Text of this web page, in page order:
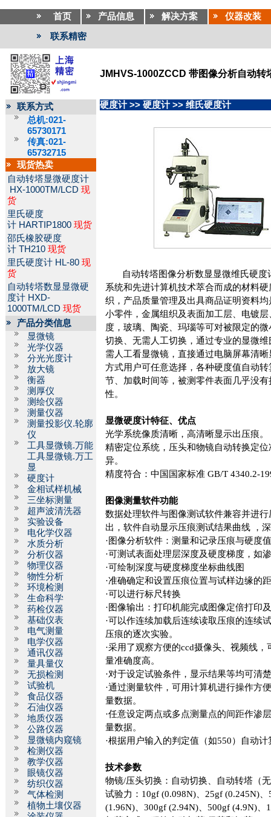
首页 产品信息 解决方案 仪器改装
联系精密
JMHVS-1000ZCCD 带图像分析自动转
联系方式
总机:021-
65730171
传真:021-
65732715
现货热卖
自动转塔显微硬度计
HX-1000TM/LCD 现
货
里氏硬度
计 HARTIP1800 现货
邵氏橡胶硬度
计 TH210 现货
里氏硬度计 HL-80 现
货
自动转塔数显显微硬
度计 HXD-
1000TM/LCD 现货
产品分类信息
显微镜
光学仪器
分光光度计
放大镜
衡器
测厚仪
测绘仪器
测量仪器
测量投影仪.轮廓
仪
工具显微镜.万能
工具显微镜.万工
显
硬度计
金相试样机械
三坐标测量
超声波清洗器
实验设备
电化学仪器
水质分析
分析仪器
物理仪器
物性分析
环境检测
生命科学
药检仪器
基础仪表
电气测量
电学仪器
通讯仪器
量具量仪
无损检测
试验机
食品仪器
石油仪器
地质仪器
公路仪器
显微镜内窥镜
检测仪器
教学仪器
眼镜仪器
纺织仪器
气体检测
植物土壤仪器
硬度计 >> 硬度计 >> 维氏硬度计
自动转塔图像分析数显显微维氏硬度
系统和先进计算机技术萃合而成的材料
织，产品质量管理及出具商品证明资料
小零件，金属组织及表面加工层、电镀
度，玻璃、陶瓷、玛瑙等可对被限定的
切换、无需人工切换，通过专业的显微
需人工看显微镜，直接通过电脑屏幕清
方式用户可任意选择，各种硬度值自动
节、加载时间等，被测零件表面几乎没
性。
显微硬度计特征、优点
光学系统像质清晰，高清晰显示出压痕。
精密定位系统，压头和物镜自动转换定
异。
精度符合：中国国家标准 GB/T 4340.2-
图像测量软件功能
数据处理软件与图像测试软件兼容并进
出，软件自动显示压痕测试结果曲线 ，
· 图像分析软件：测量和记录压痕与硬度
·可测试表面处理层深度及硬度梯度，如
·可绘制深度与硬度梯度坐标曲线图
·准确确定和设置压痕位置与试样边缘的
·可以进行标尺转换
· 图像输出：打印机能完成图像定倍打印
·可以作连续加载后连续读取压痕的连续
压痕的逐次实验。
·采用了观察方便的ccd摄像头、视频线，
量准确度高。
·对于设定试验条件，显示结果等均可清
·通过测量软件，可用计算机进行操作方
量数据。
·任意设定两点或多点测量点的间距作渗
量数据。
·根据用户输入的判定值（如550）自动计
技术参数
物镜/压头切换：自动切换、自动转塔（
试验力： 10gf (0.098N) 25gf (0.245N) 、
(1.96N) 、300gf (2.94N) 、500gf (4.9N)